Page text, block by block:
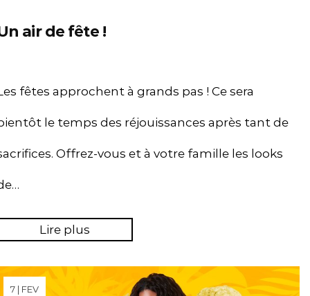
air de fête !
fêtes approchent à grands pas ! Ce sera
le temps des réjouissances après tant de
Offrez-vous et à votre famille les looks
Lire plus
7 | FEV